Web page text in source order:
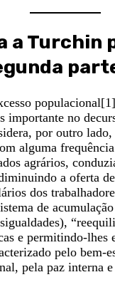
a Turchin
importante no
por outro lado,
alguma
agrários,
a oferta
dos
de
e permitindo-lhes
pelo bem-
pela paz interna